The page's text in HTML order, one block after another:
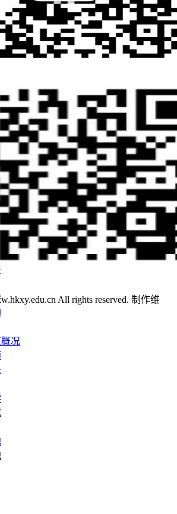
是
越
长
况
All rights reserved. 制作维
备12011456号-3